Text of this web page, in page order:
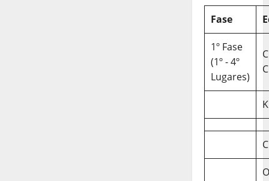
Fase
1º Fase
(1º - 4º
Lugares)
C